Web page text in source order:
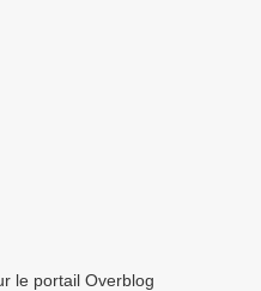
le portail Overblog